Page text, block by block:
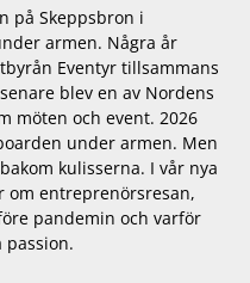
på Skeppsbron i
armen. Några år
Eventyr tillsammans
blev en av Nordens
möten och event. 2026
under armen. Men
kulisserna. I vår nya
om entreprenörsresan,
pandemin och varför